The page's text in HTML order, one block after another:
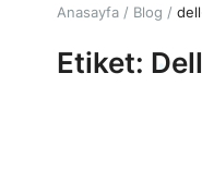
Anasayfa Blog
Etiket: